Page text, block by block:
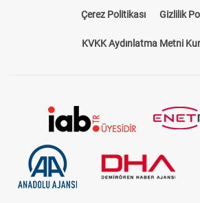
Çerez Politikası Gizlilik
KVKK Aydınlatma Metni